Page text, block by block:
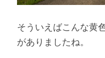
そういえばこんな黄
がありましたね。